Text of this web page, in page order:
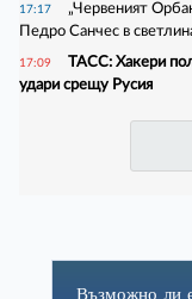
17:17
„Червеният
Педро Санчес в
17:09
ТАСС: Хакери
удари срещу Русия